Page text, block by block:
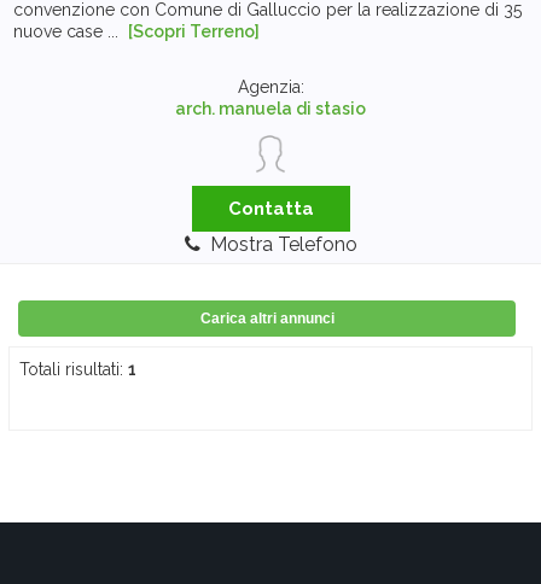
convenzione con Comune di Galluccio per la realizzazione di 35
nuove case ...
[Scopri Terreno]
Agenzia:
arch. manuela di stasio
Contatta
Mostra Telefono
Carica altri annunci
Totali risultati: 1